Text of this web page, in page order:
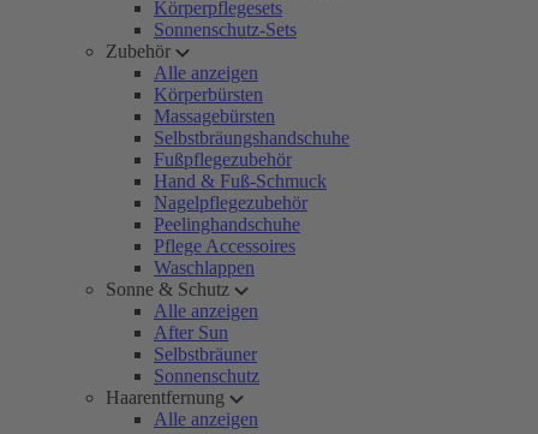
Körperpflegesets
Sonnenschutz-Sets
Zubehör
Alle anzeigen
Körperbürsten
Massagebürsten
Selbstbräungshandschuhe
Fußpflegezubehör
Hand & Fuß-Schmuck
Nagelpflegezubehör
Peelinghandschuhe
Pflege Accessoires
Waschlappen
Sonne & Schutz
Alle anzeigen
After Sun
Selbstbräuner
Sonnenschutz
Haarentfernung
Alle anzeigen